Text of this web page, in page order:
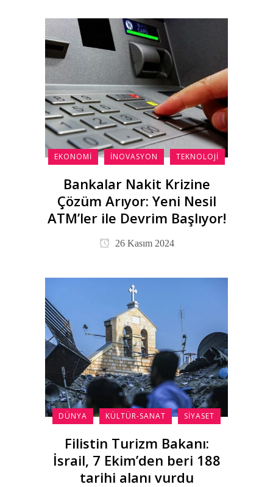
EKONOMI İNOVASYON TEKNOLOJI
Bankalar Nakit Krizine
Çözüm Arıyor: Yeni Nesil
ATM’ler ile Devrim Başlıyor!
26 Kasım 2024
DÜNYA KÜLTÜR-SANAT SIYASET
Filistin Turizm Bakanı:
İsrail, 7 Ekim’den beri 188
tarihi alanı vurdu